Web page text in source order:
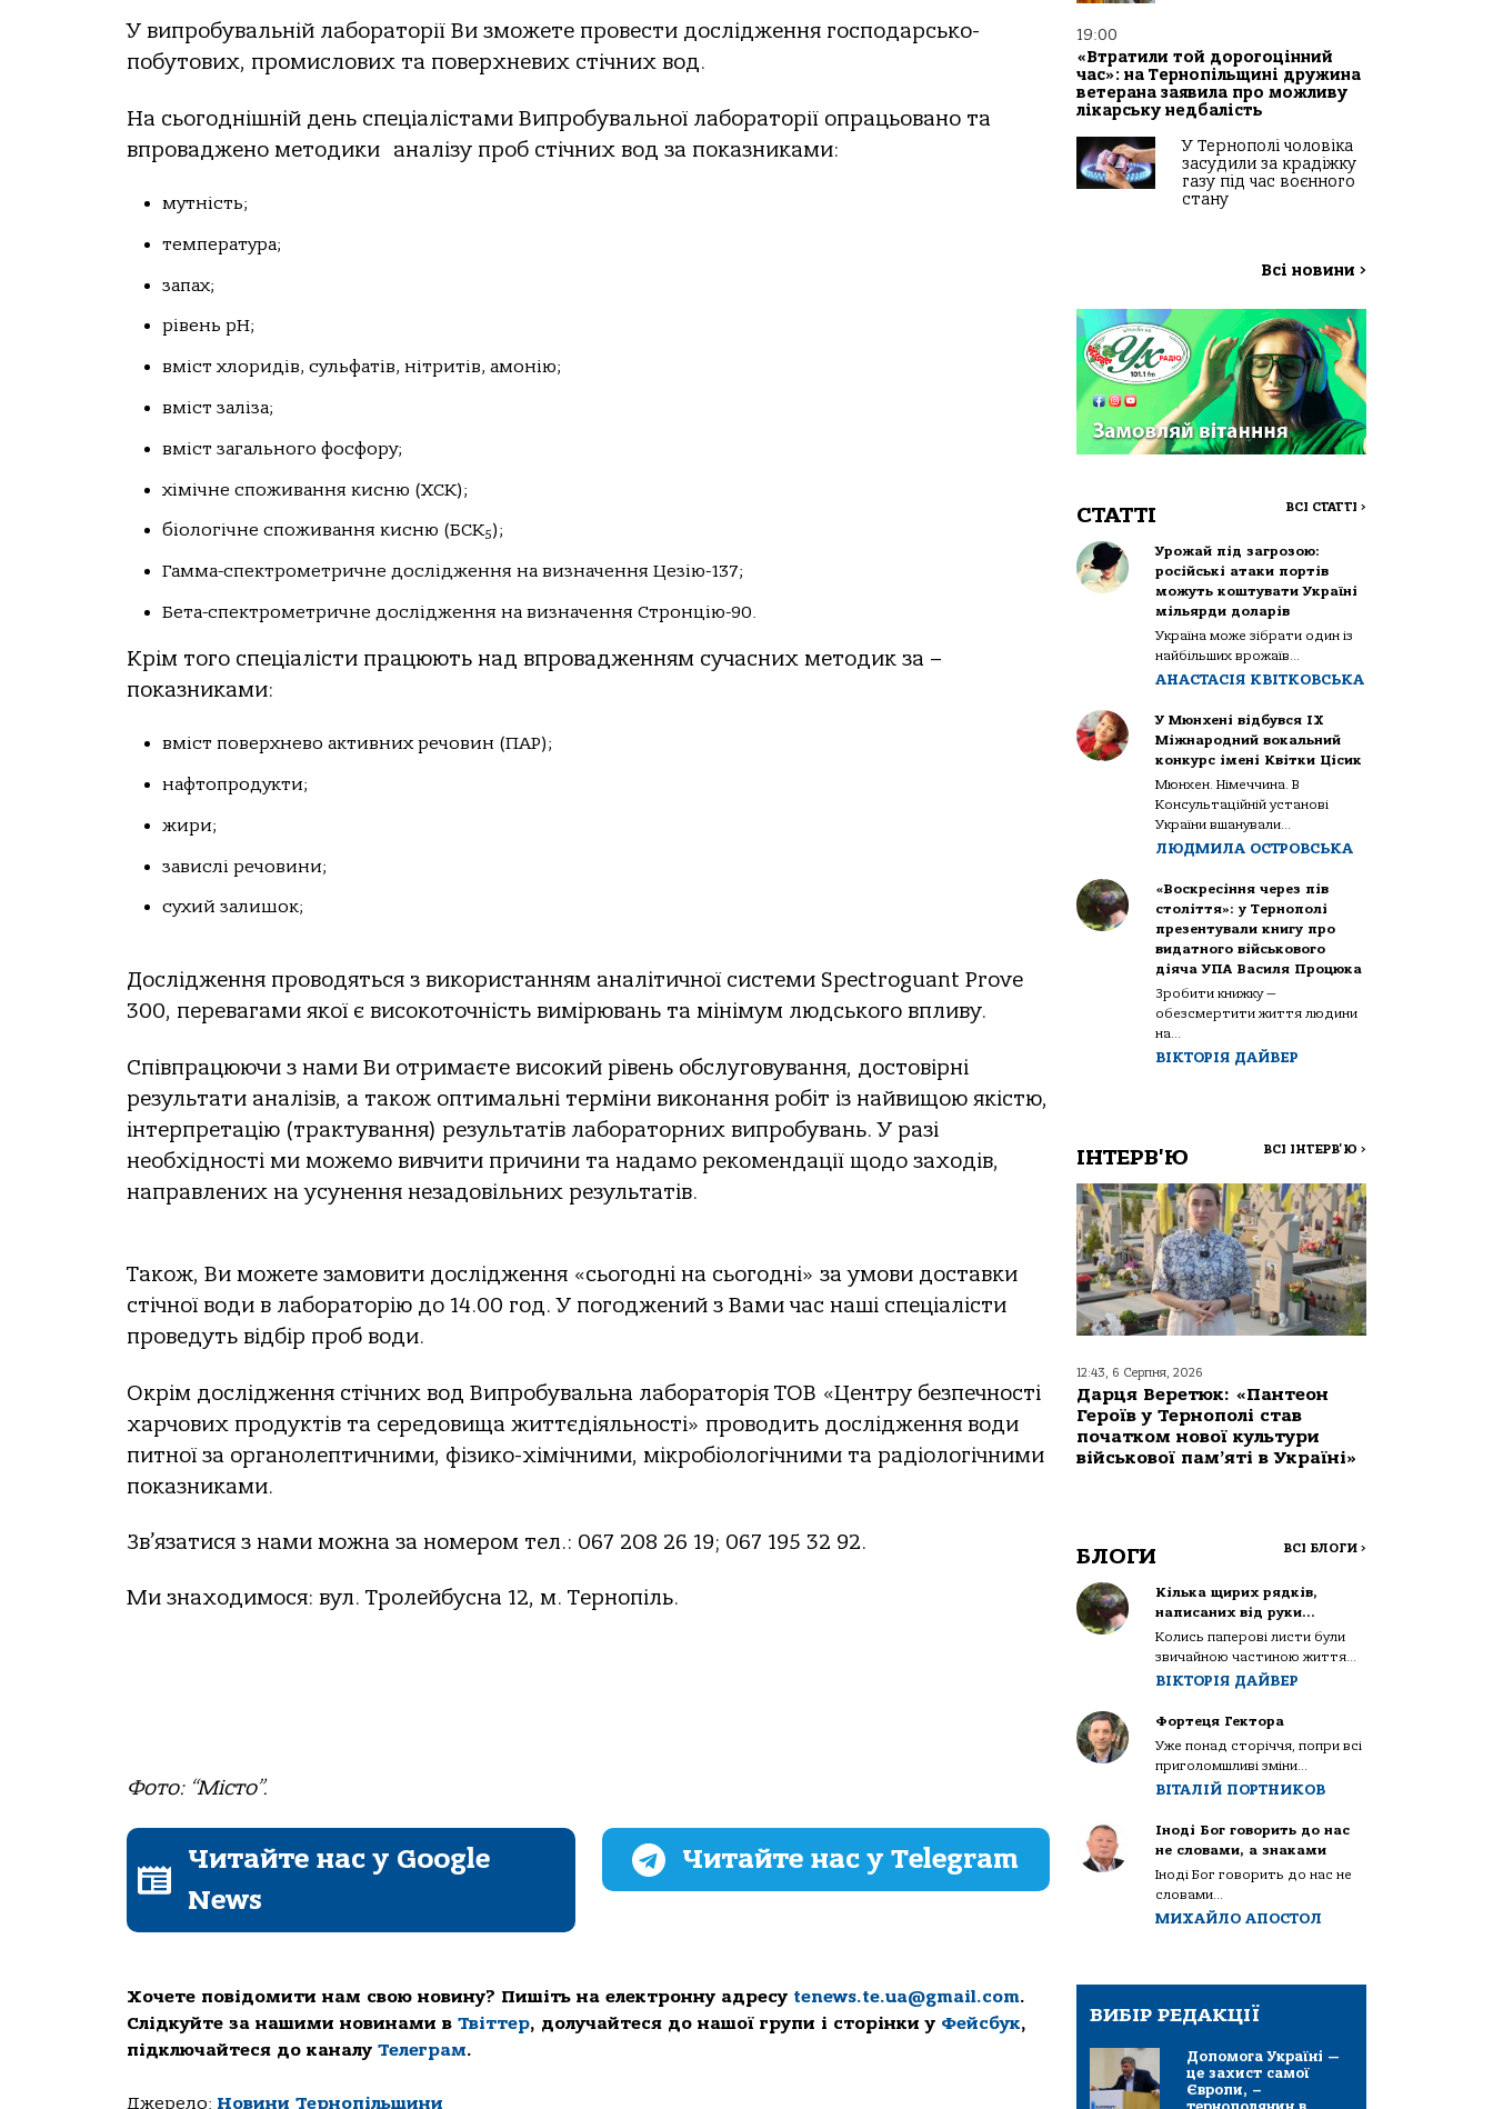
У випробувальній лабораторії Ви зможете провести дослідження господарсько-
побутових, промислових та поверхневих стічних вод.
На сьогоднішній день спеціалістами Випробувальної лабораторії опрацьовано та
впроваджено методики аналізу проб стічних вод за показниками:
мутність;
температура;
запах;
рівень рН;
вміст хлоридів, сульфатів, нітритів, амонію;
вміст заліза;
вміст загального фосфору;
хімічне споживання кисню (ХСК);
біологічне споживання кисню (БСК5);
Гамма-спектрометричне дослідження на визначення Цезію-137;
Бета-спектрометричне дослідження на визначення Стронцію-90.
Крім того спеціалісти працюють над впровадженням сучасних методик за –
показниками:
вміст поверхнево активних речовин (ПАР);
нафтопродукти;
жири;
завислі речовини;
сухий залишок;
Дослідження проводяться з використанням аналітичної системи Spectroguant Prove
300, перевагами якої є високоточність вимірювань та мінімум людського впливу.
Співпрацюючи з нами Ви отримаєте високий рівень обслуговування, достовірні
результати аналізів, а також оптимальні терміни виконання робіт із найвищою якістю,
інтерпретацію (трактування) результатів лабораторних випробувань. У разі
необхідності ми можемо вивчити причини та надамо рекомендації щодо заходів,
направлених на усунення незадовільних результатів.
Також, Ви можете замовити дослідження «сьогодні на сьогодні» за умови доставки
стічної води в лабораторію до 14.00 год. У погоджений з Вами час наші спеціалісти
проведуть відбір проб води.
Окрім дослідження стічних вод Випробувальна лабораторія ТОВ «Центру безпечності
харчових продуктів та середовища життєдіяльності» проводить дослідження води
питної за органолептичними, фізико-хімічними, мікробіологічними та радіологічними
показниками.
Зв’язатися з нами можна за номером тел.: 067 208 26 19; 067 195 32 92.
Ми знаходимося: вул. Тролейбусна 12, м. Тернопіль.
Фото: “Місто”.
Читайте нас у Google
News
Читайте нас у Telegram
Хочете повідомити нам свою новину? Пишіть на електронну адресу tenews.te.ua@gmail.com.
Слідкуйте за нашими новинами в Твіттер, долучайтеся до нашої групи і сторінки у Фейсбук,
підключайтеся до каналу Телеграм.
Джерело: Новини Тернопільщини
19:00
«Втратили той дорогоцінний
час»: на Тернопільщині дружина
ветерана заявила про можливу
лікарську недбалість
У Тернополі чоловіка
засудили за крадіжку
газу під час воєнного
стану
Всі новини >
СТАТТІ ВСІ СТАТТІ >
Урожай під загрозою:
російські атаки портів
можуть коштувати Україні
мільярди доларів
Україна може зібрати один із
найбільших врожаїв...
АНАСТАСІЯ КВІТКОВСЬКА
У Мюнхені відбувся IX
Міжнародний вокальний
конкурс імені Квітки Цісик
Мюнхен. Німеччина. В
Консультаційній установі
України вшанували...
ЛЮДМИЛА ОСТРОВСЬКА
«Воскресіння через пів
століття»: у Тернополі
презентували книгу про
видатного військового
діяча УПА Василя Процюка
Зробити книжку —
обезсмертити життя людини
на...
ВІКТОРІЯ ДАЙВЕР
ІНТЕРВ'Ю ВСІ ІНТЕРВ'Ю >
12:43, 6 Серпня, 2026
Дарця Веретюк: «Пантеон
Героїв у Тернополі став
початком нової культури
військової пам’яті в Україні»
БЛОГИ ВСІ БЛОГИ >
Кілька щирих рядків,
написаних від руки…
Колись паперові листи були
звичайною частиною життя...
ВІКТОРІЯ ДАЙВЕР
Фортеця Гектора
Уже понад сторіччя, попри всі
приголомшливі зміни...
ВІТАЛІЙ ПОРТНИКОВ
Іноді Бог говорить до нас
не словами, а знаками
Іноді Бог говорить до нас не
словами...
МИХАЙЛО АПОСТОЛ
ВИБІР РЕДАКЦІЇ
Допомога Україні —
це захист самої
Європи, –